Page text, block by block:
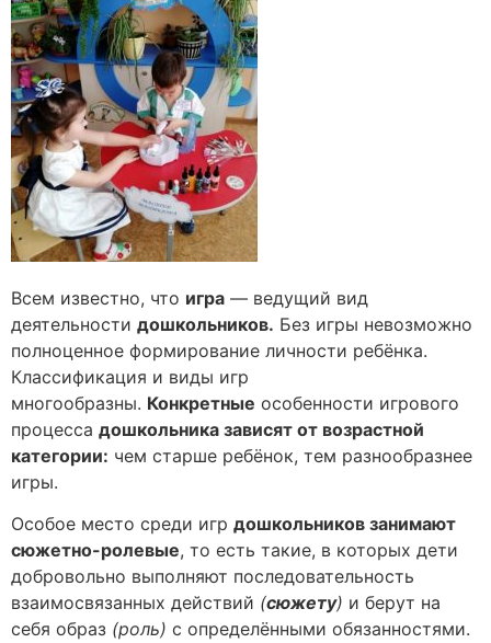
Всем известно, что игра — ведущий вид
деятельности дошкольников. Без игры невозможно
полноценное формирование личности ребёнка.
Классификация и виды игр
многообразны. Конкретные особенности игрового
процесса дошкольника зависят от возрастной
категории: чем старше ребёнок, тем разнообразнее
игры.
Особое место среди игр дошкольников занимают
сюжетно-ролевые, то есть такие, в которых дети
добровольно выполняют последовательность
взаимосвязанных действий (сюжету) и берут на
себя образ (роль) с определёнными обязанностями.